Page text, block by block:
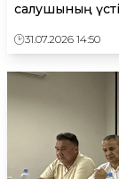
салушының
31.07.2026 14:50